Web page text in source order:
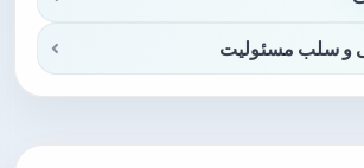
و سلب مسئولیت